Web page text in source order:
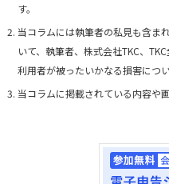
す。
当コラムには執筆者の私見も含ま
いて、執筆者、株式会社TKC、
利用者が被ったいかなる損害につ
当コラムに掲載されている内容や